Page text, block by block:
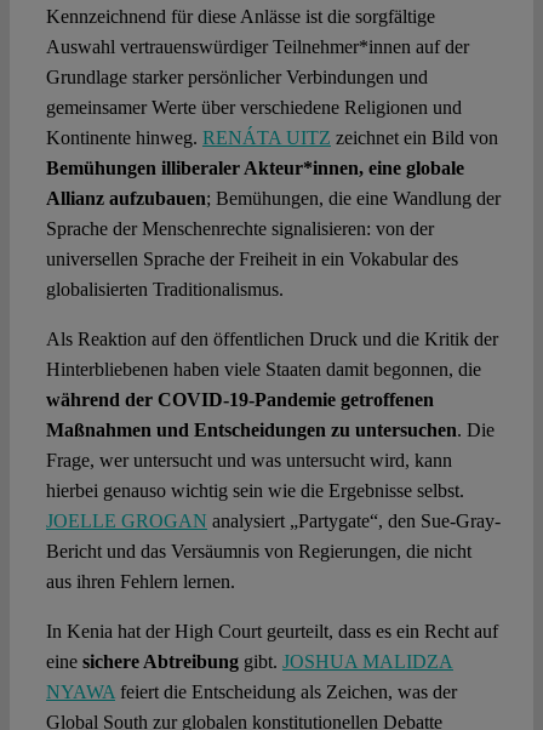
Kennzeichnend für diese Anlässe ist die sorgfältige
Auswahl vertrauenswürdiger Teilnehmer*innen auf der
Grundlage starker persönlicher Verbindungen und
gemeinsamer Werte über verschiedene Religionen und
Kontinente hinweg. RENÁTA UITZ zeichnet ein Bild von
Bemühungen illiberaler Akteur*innen, eine globale
Allianz aufzubauen; Bemühungen, die eine Wandlung der
Sprache der Menschenrechte signalisieren: von der
universellen Sprache der Freiheit in ein Vokabular des
globalisierten Traditionalismus.
Als Reaktion auf den öffentlichen Druck und die Kritik der
Hinterbliebenen haben viele Staaten damit begonnen, die
während der COVID-19-Pandemie getroffenen
Maßnahmen und Entscheidungen zu untersuchen. Die
Frage, wer untersucht und was untersucht wird, kann
hierbei genauso wichtig sein wie die Ergebnisse selbst.
JOELLE GROGAN analysiert „Partygate“, den Sue-Gray-
Bericht und das Versäumnis von Regierungen, die nicht
aus ihren Fehlern lernen.
In Kenia hat der High Court geurteilt, dass es ein Recht auf
eine sichere Abtreibunggibt. JOSHUA MALIDZA
NYAWA feiert die Entscheidung als Zeichen, was der
Global South zur globalen konstitutionellen Debatte